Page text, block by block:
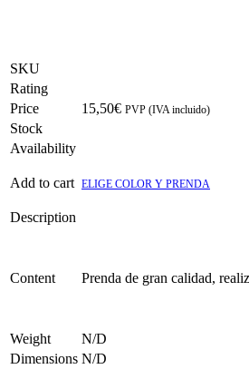
SKU
Rating
Price
15,50€ PVP (IVA incluido)
Stock
Availability
Add to cart ELIGE COLOR Y PRENDA
Description
Content Prenda de gran calidad,
Weight
N/D
Dimensions N/D